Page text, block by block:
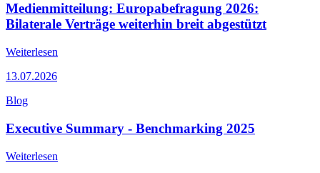
Medienmitteilung: Europabefragung 2026:
Bilaterale Verträge weiterhin breit abgestützt
Weiterlesen
13.07.2026
Blog
Executive Summary - Benchmarking 2025
Weiterlesen